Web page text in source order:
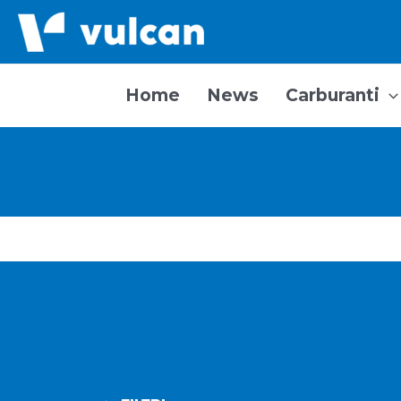
Vai
Home News Carburanti